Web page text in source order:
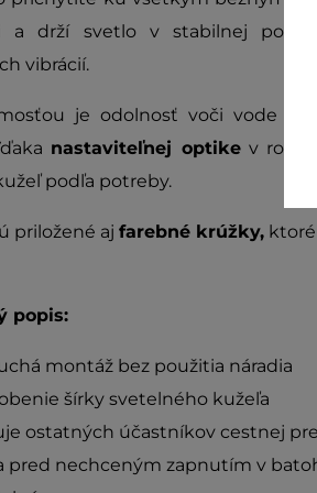
a drží svetlo v stabilnej
vibrácií.
je odolnosť voči vode a
nastaviteľnej optikev
podľa potreby.
priložené aj farebné krúžky,
popis:
montáž bez použitia náradia
šírky svetelného kužeľa
ostatných účastníkov cestnej
pred nechceným zapnutím v